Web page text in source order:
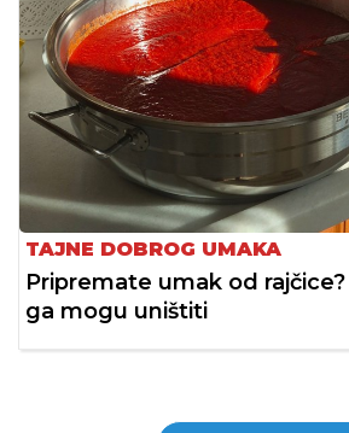
TAJNE DOBROG UMAKA
Pripremate umak od
ga mogu uništiti